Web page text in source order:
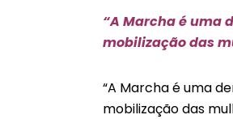
“A Marcha é uma
mobilização das
“A Marcha é uma
mobilização das